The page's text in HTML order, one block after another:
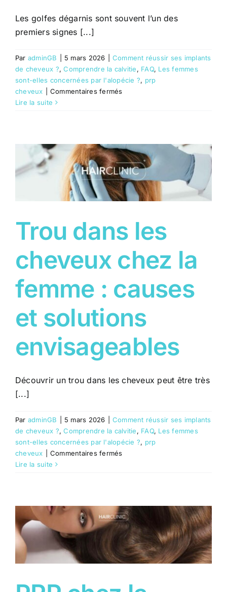
Les golfes dégarnis sont souvent l’un des
premiers signes [...]
Par adminGB 5 mars 2026
Comment réussir ses implants
de cheveux ?,Comprendre la calvitie, FAQ, Les femmes
sont-elles concernées par l'alopécie ?, prp
cheveux
Commentaires ferméssur
:
causes
et
solutions
envisageables
Lire la suite
Trou dans les
cheveux chez la
femme : causes
et solutions
envisageables
Découvrir un trou dans les cheveux peut être très
[...]
Par adminGB 5 mars 2026
Comment réussir ses implants
de cheveux ?,Comprendre la calvitie, FAQ, Les femmes
sont-elles concernées par l'alopécie ?, prp
cheveux
Commentaires ferméssur
chez
la
femme
causes
et
envisageables
Lire la suite